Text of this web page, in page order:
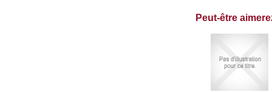
Peut-être